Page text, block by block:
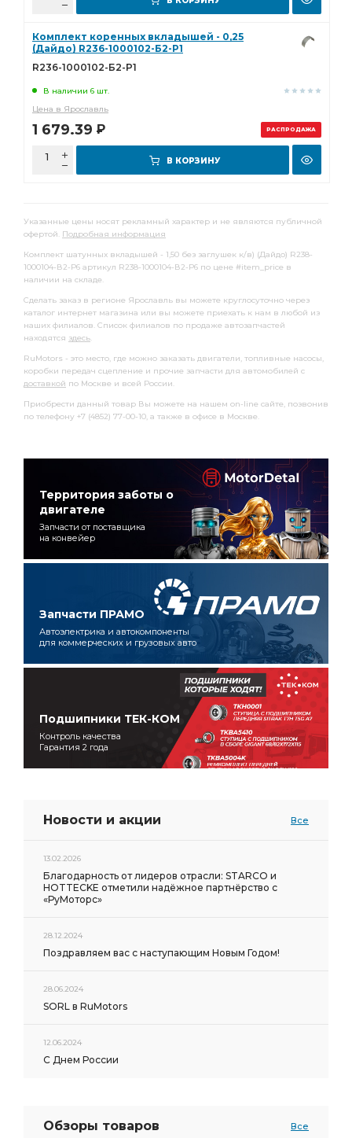
РАСПРОДАЖА
Комплект коренных вкладышей - 0,25
(Дайдо) R236-1000102-Б2-Р1
R236-1000102-Б2-Р1
В наличии 6 шт.
Цена в Ярославль
1 679.39 Р
В КОРЗИНУ
Указанные цены носят рекламный характер и не являются публичной
офертой. Подробная информация
Комплект шатунных вкладышей - 1,50 без заглушек к/в) (Дайдо) R238-
1000104-В2-Р6 артикул R238-1000104-В2-Р6 по цене #item_price в
наличии на складе.
Сделать заказ в регионе Ярославль вы можете круглосуточно через
каталог интернет магазина или вы можете приехать к нам в любой из
наших филиалов. Список филиалов по продаже автозапчастей
находятся здесь.
RuMotors - это место, где можно заказать двигатели, топливные насосы,
коробки передач сцепление и прочие запчасти для автомобилей с
доставкой по Москве и всей России.
Приобрести данный товар Вы можете на нашем on-line сайте, позвонив
по телефону +7 (4852) 77-00-10, а также в офисе в Москве.
Территория заботы о
двигателе
Запчасти от поставщика
на конвейер
Запчасти ПРАМО
Автоэлектрика и автокомпоненты
для коммерческих и грузовых авто
Подшипники ТЕК-КОМ
Контроль качества
Гарантия 2 года
Новости и акции Все
13.02.2026
Благодарность от лидеров отрасли: STARCO и
HOTTECKE отметили надёжное партнёрство с
«РуМоторс»
28.12.2024
Поздравляем вас с наступающим Новым Годом!
28.06.2024
SORL в RuMotors
12.06.2024
С Днем России
Обзоры товаров Все